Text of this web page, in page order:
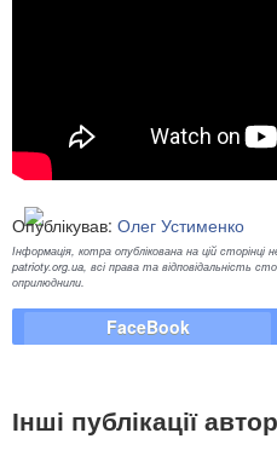
Опублікував: Олег Устименко
Інформація, котра опублікована на цій сторінці
patrioty.org.ua, всі права та відповідальність
оприлюднили.
FaceBook
Інші публікації